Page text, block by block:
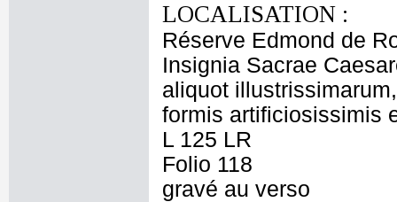
LOCALISATION :
Réserve Edmond de
Insignia Sacrae
aliquot
formis artificiosissimis
L 125 LR
Folio 118
gravé au verso